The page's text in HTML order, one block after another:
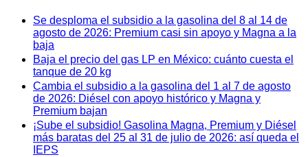
Se desploma el subsidio a la gasolina del 8 al 14 de
agosto de 2026: Premium casi sin apoyo y Magna a la
baja
Baja el precio del gas LP en México: cuánto cuesta el
tanque de 20 kg
Cambia el subsidio a la gasolina del 1 al 7 de agosto
de 2026: Diésel con apoyo histórico y Magna y
Premium bajan
¡Sube el subsidio! Gasolina Magna, Premium y Diésel
más baratas del 25 al 31 de julio de 2026: así queda el
IEPS